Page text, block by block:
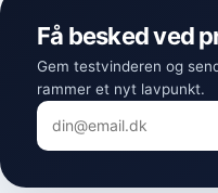
Få besked ved
Gem testvinderen og
rammer et nyt lavpunkt.